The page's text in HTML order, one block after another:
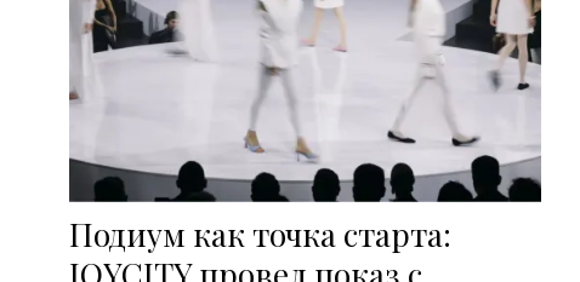
Подиум как точка старта: